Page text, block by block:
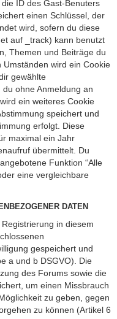
ID des Gast-Benuters
einen Schlüssel, der
wird, sofern du diese
auf _track) kann benutzt
Themen und Beiträge du
wird ein Cookie
gewählte
ohne Anmeldung an
ein weiteres Cookie
speichert und
erfolgt. Diese
maximal ein Jahr
übermittelt. Du
Funktion “Alle
eine vergleichbare
DATEN
in diesem
gespeichert und
a und b DSGVO). Die
des Forums sowie die
um einen Missbrauch
zu geben, gegen
zu können (Artikel 6